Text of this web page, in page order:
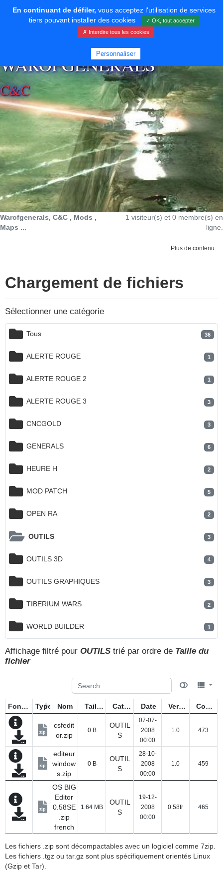
⚡ SOUTENIR LE DÉVELOPPEMENT
WAROFGENERALS
C&C
Warofgenerals, C&C , Mods ,
Maps ...
1 visiteur(s) et 0 membre(s) en
ligne.
Plus de contenu
Chargement de fichiers
Sélectionner une catégorie
Tous 36
ALERTE ROUGE 1
ALERTE ROUGE 2 1
ALERTE ROUGE 3 3
CNCGOLD 3
GENERALS 6
HEURE H 2
MOD PATCH 5
OPEN RA 2
OUTILS 3
OUTILS 3D 4
OUTILS GRAPHIQUES 3
TIBERIUM WARS 2
WORLD BUILDER 1
Affichage filtré pourOUTILS trié par ordre de Taille du
fichier
Fonctions Type Nom Taille Catégorie Date Version Compteur
zip
csfedit
or.zip
0 B
OUTIL
S
07-07-
2008
00:00
1.0 473
zip
editeur
window
s.zip
0 B
OUTIL
S
28-10-
2008
00:00
1.0 459
zip
OS BIG
Editor
0.58SE
.zip
french
1.64 MB
OUTIL
S
19-12-
2008
00:00
0.58fr 465
Les fichiers .zip sont décompactables avec un logiciel comme 7zip.
Les fichiers .tgz ou tar.gz sont plus spécifiquement orientés Linux
(Gzip et Tar).
En continuant de défiler, vous acceptez l'utilisation de services
tiers pouvant installer des cookies
✓ OK, tout accepter
✗ Interdire tous les cookies
Personnaliser